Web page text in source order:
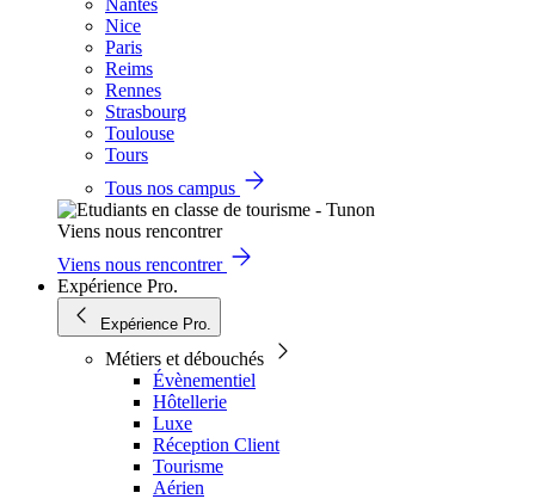
Nantes
Nice
Paris
Reims
Rennes
Strasbourg
Toulouse
Tours
Tous nos campus
Viens nous rencontrer
Viens nous rencontrer
Expérience Pro.
Expérience Pro.
Métiers et débouchés
Évènementiel
Hôtellerie
Luxe
Réception Client
Tourisme
Aérien